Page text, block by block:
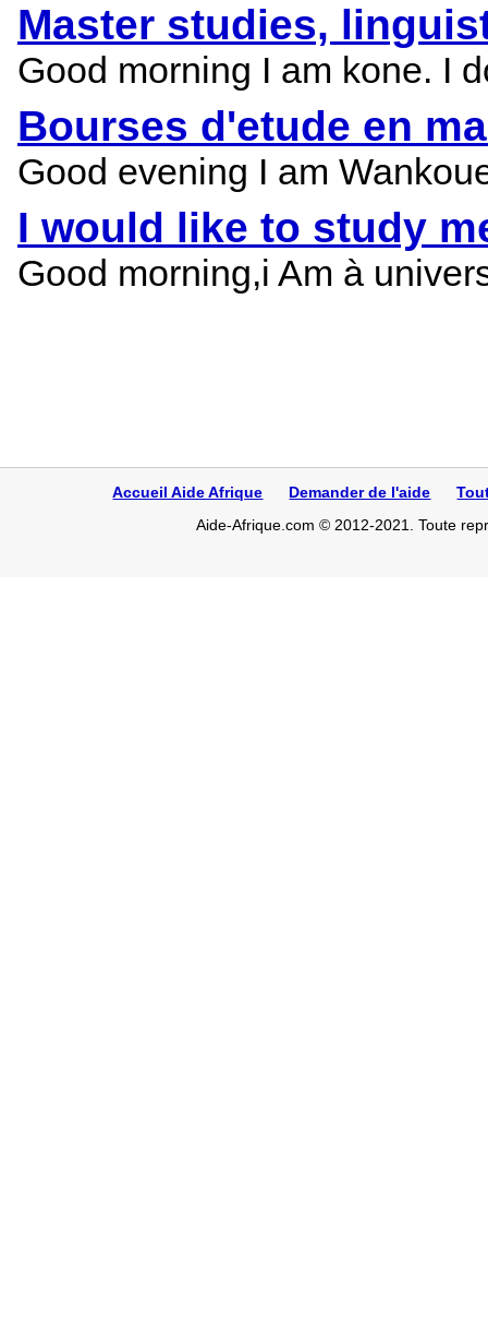
Master studies,
Good morning I am kone. I
Bourses d'etude en
Good evening I am
I would like to study
Good morning,i Am à
Accueil Aide Afrique Demander de l'aide
Aide-Afrique.com © 2012-2021. Toute